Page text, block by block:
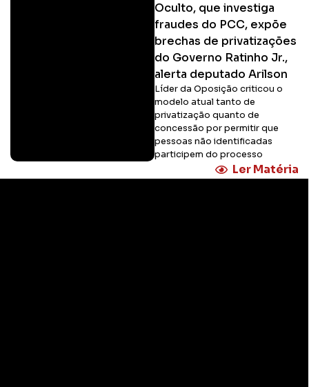
Oculto, que investiga
fraudes do PCC, expõe
brechas de privatizações
do Governo Ratinho Jr.,
alerta deputado Arilson
Líder da Oposição criticou o
modelo atual tanto de
privatização quanto de
concessão por permitir que
pessoas não identificadas
participem do processo
Ler Matéria